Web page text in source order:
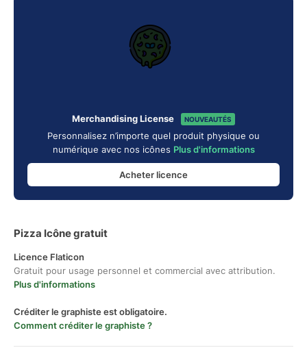
Merchandising License NOUVEAUTÉS
Personnalisez n’importe quel produit physique ou
numérique avec nos icônes Plus d'informations
Acheter licence
Pizza Icône gratuit
Licence Flaticon
Gratuit pour usage personnel et commercial avec attribution.
Plus d'informations
Créditer le graphiste est obligatoire.
Comment créditer le graphiste ?